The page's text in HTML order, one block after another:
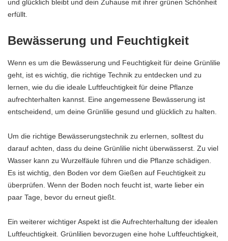
und glücklich bleibt und dein Zuhause mit ihrer grünen Schönheit
erfüllt.
Bewässerung und Feuchtigkeit
Wenn es um die Bewässerung und Feuchtigkeit für deine Grünlilie
geht, ist es wichtig, die richtige Technik zu entdecken und zu
lernen, wie du die ideale Luftfeuchtigkeit für deine Pflanze
aufrechterhalten kannst. Eine angemessene Bewässerung ist
entscheidend, um deine Grünlilie gesund und glücklich zu halten.
Um die richtige Bewässerungstechnik zu erlernen, solltest du
darauf achten, dass du deine Grünlilie nicht überwässerst. Zu viel
Wasser kann zu Wurzelfäule führen und die Pflanze schädigen.
Es ist wichtig, den Boden vor dem Gießen auf Feuchtigkeit zu
überprüfen. Wenn der Boden noch feucht ist, warte lieber ein
paar Tage, bevor du erneut gießt.
Ein weiterer wichtiger Aspekt ist die Aufrechterhaltung der idealen
Luftfeuchtigkeit. Grünlilien bevorzugen eine hohe Luftfeuchtigkeit,